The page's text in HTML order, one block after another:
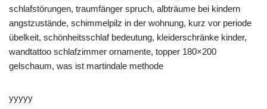
schlafstörungen, traumfänger spruch, albträume bei kindern
angstzustände, schimmelpilz in der wohnung, kurz vor periode
übelkeit, schönheitsschlaf bedeutung, kleiderschränke kinder,
wandtattoo schlafzimmer ornamente, topper 180×200
gelschaum, was ist martindale methode
yyyyy